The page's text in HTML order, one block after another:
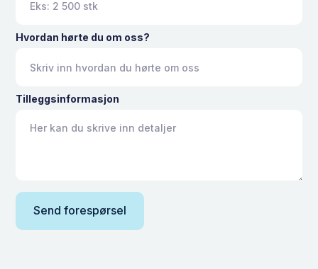
Hvordan hørte du om oss?
Tilleggsinformasjon